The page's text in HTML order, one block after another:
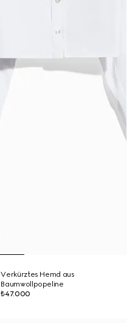
Verkürztes Hemd aus
Baumwollpopeline
₺47.000